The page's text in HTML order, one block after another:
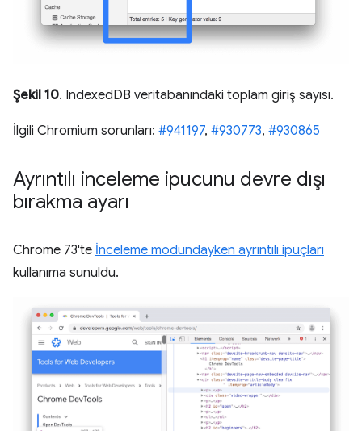
Şekil 10. IndexedDB veritabanındaki toplam giriş sayısı.
İlgili Chromium sorunları: #941197, #930773, #930865
Ayrıntılı inceleme ipucunu devre dışı
bırakma ayarı
Chrome 73'te İnceleme modundayken ayrıntılı ipuçları
kullanıma sunuldu.